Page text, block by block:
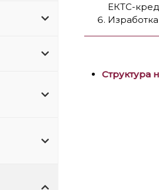
ЕКТС-
Структура